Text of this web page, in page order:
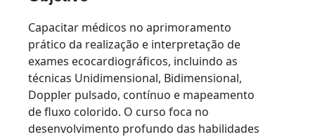
Capacitar médicos no aprimoramento
prático da realização e interpretação de
exames ecocardiográficos, incluindo as
técnicas Unidimensional, Bidimensional,
Doppler pulsado, contínuo e mapeamento
de fluxo colorido. O curso foca no
desenvolvimento profundo das habilidades